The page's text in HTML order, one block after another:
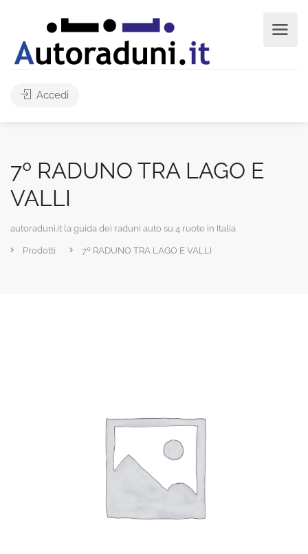
Accedi
7º RADUNO TRA LAGO E
VALLI
autoraduni.it la guida dei raduni auto su 4 ruote in Italia
Prodotti 7º RADUNO TRA LAGO E VALLI